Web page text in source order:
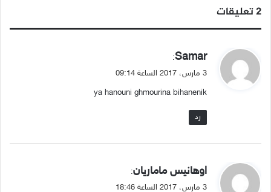
‫2 تعليقات
ي
ق
ل
Samar
:
3 مارس، 2017 الساعة 09:14
ya hanouni ghmourina bihanenik
رد
ي
ق
اوهانيس ماماريان:
3 مارس، 2017 الساعة 18:46